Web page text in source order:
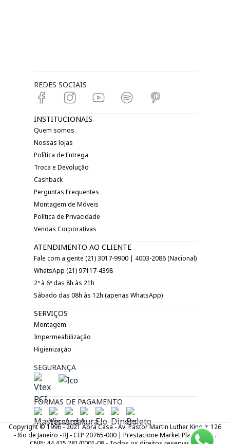
REDES SOCIAIS
INSTITUCIONAIS
Quem somos
Nossas lojas
Política de Entrega
Troca e Devolução
Cashback
Perguntas Frequentes
Montagem de Móveis
Política de Privacidade
Vendas Corporativas
ATENDIMENTO AO CLIENTE
Fale com a gente (21) 3017-9900 | 4003-2086 (Nacional)
WhatsApp (21) 97117-4398
2ª à 6ª das 8h às 21h
Sábado das 08h às 12h (apenas WhatsApp)
SERVIÇOS
Montagem
Impermeabilização
Higienização
SEGURANÇA
FORMAS DE PAGAMENTO
Copyright © 1996 - 2021 Abra Casa - Av. Pastor Martin Luther King Jr. 126
- Rio de Janeiro - RJ - CEP 20765-000 | Prestacione Market Place LTDA.